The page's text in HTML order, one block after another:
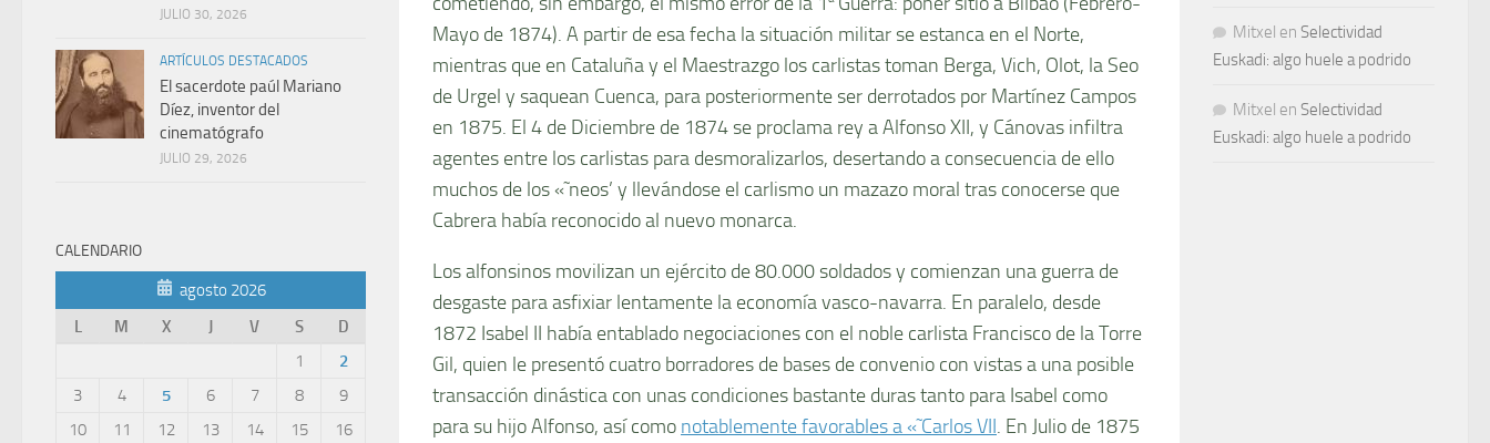
Mayo de 1874). A partir de esa fecha la situación militar se estanca en el Norte,
mientras que en Cataluña y el Maestrazgo los carlistas toman Berga, Vich, Olot, la Seo
de Urgel y saquean Cuenca, para posteriormente ser derrotados por Martí­nez Campos
en 1875. El 4 de Diciembre de 1874 se proclama rey a Alfonso XII, y Cánovas infiltra
agentes entre los carlistas para desmoralizarlos, desertando a consecuencia de ello
muchos de los «˜neos’ y llevándose el carlismo un mazazo moral tras conocerse que
Cabrera habí­a reconocido al nuevo monarca.
Los alfonsinos movilizan un ejército de 80.000 soldados y comienzan una guerra de
desgaste para asfixiar lentamente la economí­a vasco-navarra. En paralelo, desde
1872 Isabel II habí­a entablado negociaciones con el noble carlista Francisco de la Torre
Gil, quien le presentó cuatro borradores de bases de convenio con vistas a una posible
transacción dinástica con unas condiciones bastante duras tanto para Isabel como
para su hijo Alfonso, así­ como notablemente favorables a «˜Carlos VII. En Julio de 1875
JULIO 30, 2026
ARTÍCULOS DESTACADOS
El sacerdote paúl Mariano
Díez, inventor del
cinematógrafo
JULIO 29, 2026
CALENDARIO
agosto 2026
L
M X J V S
D
1
2
3
4 5 6 7 8
9
10
11 12 13 14 15
16
Mitxel en Selectividad
Euskadi: algo huele a podrido
Mitxel en Selectividad
Euskadi: algo huele a podrido